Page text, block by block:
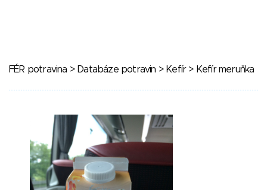
FÉR potravina > Databáze potravin > Kefír> Kefír meruňka